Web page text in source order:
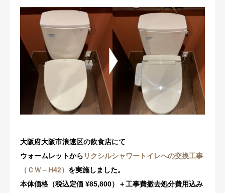
大阪府大阪市浪速区の飲食店にて
ウォームレットから リクシルシャワートイレへの交換工事
（ＣＷ－H42） を実施しました。
本体価格（税込定価 ¥85,800）＋工事費撤去処分費用込み
事業内容
会社案内
施工事例
修理・配管洗浄
おすすめ商品